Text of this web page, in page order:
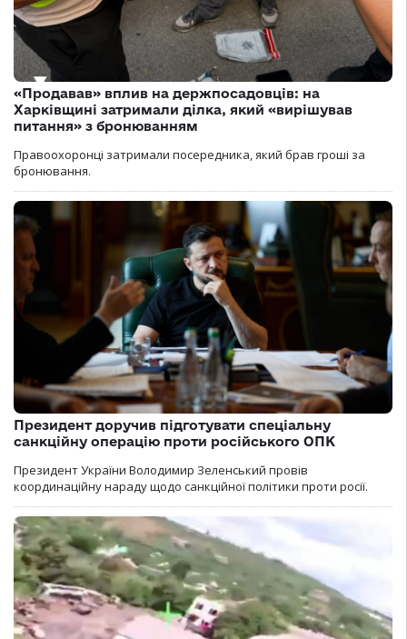
«Продавав» вплив на держпосадовців: на
Харківщині затримали ділка, який «вирішував
питання» з бронюванням
Правоохоронці затримали посередника, який брав гроші за
бронювання.
Президент доручив підготувати спеціальну
санкційну операцію проти російського ОПК
Президент України Володимир Зеленський провів
координаційну нараду щодо санкційної політики проти росії.